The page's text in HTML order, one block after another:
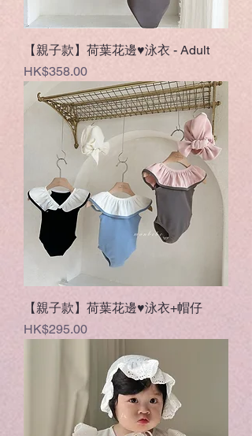
【親子款】荷葉花邊♥泳衣 - Adult
Price
HK$358.00
【親子款】荷葉花邊♥泳衣+帽仔
Price
HK$295.00